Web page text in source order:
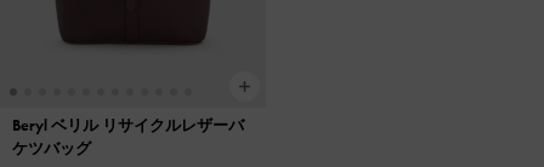
Beryl ベリル リサイクルレザーバ
ケツバッグ